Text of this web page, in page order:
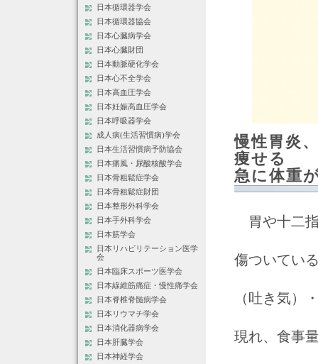
日本循環器学会
日本循環器協会
日本心臓病学会
日本心臓財団
日本動脈硬化学会
日本心不全学会
日本高血圧学会
日本妊娠高血圧学会
日本呼吸器学会
成人病(生活習慣病)学会
日本生活習慣病予防協会
日本痛風・尿酸核酸学会
日本骨粗鬆症学会
日本骨粗鬆症財団
日本整形外科学会
日本手外科学会
日本筋学会
日本リハビリテーション医学
会
日本臨床スポーツ医学会
日本線維筋痛症・慢性痛学会
日本脊椎脊髄病学会
日本リウマチ学会
日本消化器病学会
日本肝臓学会
日本神経学会
慢性胃炎
痩せる
急に体重
胃や十二
傷ついてい
（吐き気）
現れ、食事